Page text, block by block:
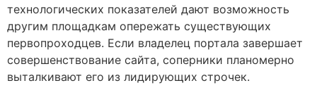
технологических показателей дают возможность
другим площадкам опережать существующих
первопроходцев. Если владелец портала завершает
совершенствование сайта, соперники планомерно
выталкивают его из лидирующих строчек.